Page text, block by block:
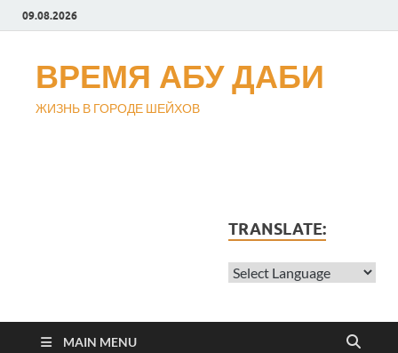
09.08.2026
ВРЕМЯ АБУ ДАБИ
ЖИЗНЬ В ГОРОДЕ ШЕЙХОВ
TRANSLATE:
MAIN MENU